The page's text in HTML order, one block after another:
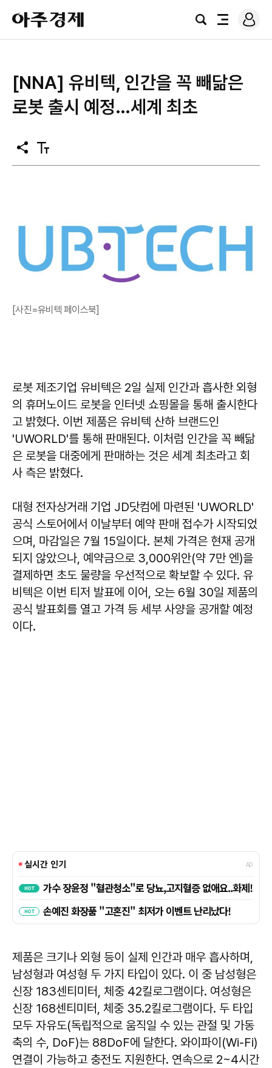
아
주
경
검
전
로
그
[NNA] 유비텍, 인간을 꼭 빼닮은
로봇 출시 예정…세계 최초
공
유
텍
스
[사진=유비텍 페이스북]
로봇 제조기업 유비텍은 2일 실제 인간과 흡사한 외형
의 휴머노이드 로봇을 인터넷 쇼핑몰을 통해 출시한다
고 밝혔다. 이번 제품은 유비텍 산하 브랜드인
'UWORLD'를 통해 판매된다. 이처럼 인간을 꼭 빼닮
은 로봇을 대중에게 판매하는 것은 세계 최초라고 회
사 측은 밝혔다.
대형 전자상거래 기업 JD닷컴에 마련된 'UWORLD'
공식 스토어에서 이날부터 예약 판매 접수가 시작되었
으며, 마감일은 7월 15일이다. 본체 가격은 현재 공개
되지 않았으나, 예약금으로 3,000위안(약 7만 엔)을
결제하면 초도 물량을 우선적으로 확보할 수 있다. 유
비텍은 이번 티저 발표에 이어, 오는 6월 30일 제품의
공식 발표회를 열고 가격 등 세부 사양을 공개할 예정
이다.
제품은 크기나 외형 등이 실제 인간과 매우 흡사하며,
남성형과 여성형 두 가지 타입이 있다. 이 중 남성형은
신장 183센티미터, 체중 42킬로그램이다. 여성형은
신장 168센티미터, 체중 35.2킬로그램이다. 두 타입
모두 자유도(독립적으로 움직일 수 있는 관절 및 가동
축의 수, DoF)는 88DoF에 달한다. 와이파이(Wi-Fi)
연결이 가능하고 충전도 지원한다. 연속으로 2~4시간